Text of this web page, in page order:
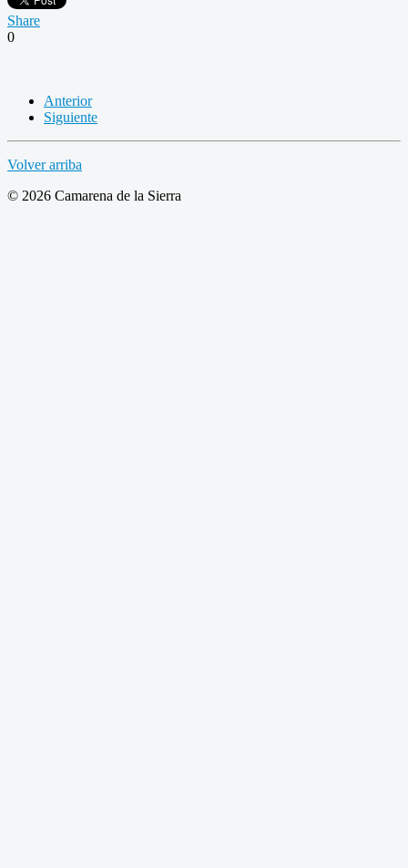
Share
0
Anterior
Siguiente
Volver arriba
© 2026 Camarena de la Sierra